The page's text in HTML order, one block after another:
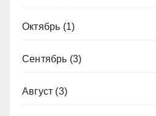
Октябрь (1)
Сентябрь (3)
Август (3)